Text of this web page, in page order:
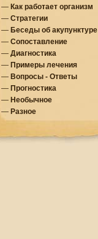
— Как работает организм
— Стратегии
— Беседы об акупунктуре
— Сопоставление
— Диагностика
— Примеры лечения
— Вопросы - Ответы
— Прогностика
— Необычное
— Разное